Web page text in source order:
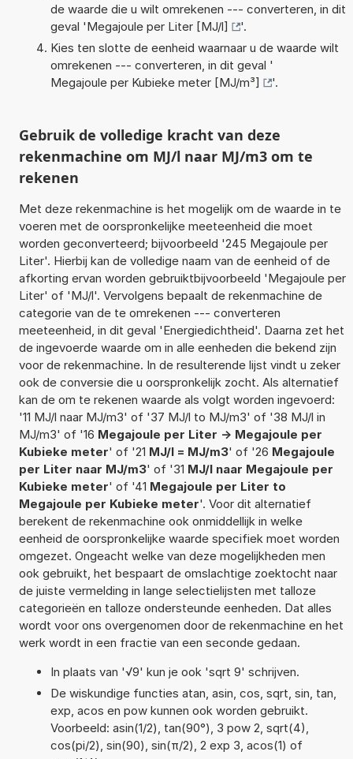
de waarde die u wilt omrekenen --- converteren, in dit
geval 'Megajoule per Liter [MJ/l]
'.
Kies ten slotte de eenheid waarnaar u de waarde wilt
omrekenen --- converteren, in dit geval '
Megajoule per Kubieke meter [MJ/m³]
'.
Gebruik de volledige kracht van deze
rekenmachine om MJ/l naar MJ/m3 om te
rekenen
Met deze rekenmachine is het mogelijk om de waarde in te
voeren met de oorspronkelijke meeteenheid die moet
worden geconverteerd; bijvoorbeeld '245 Megajoule per
Liter'. Hierbij kan de volledige naam van de eenheid of de
afkorting ervan worden gebruiktbijvoorbeeld 'Megajoule per
Liter' of 'MJ/l'. Vervolgens bepaalt de rekenmachine de
categorie van de te omrekenen --- converteren
meeteenheid, in dit geval 'Energiedichtheid'. Daarna zet het
de ingevoerde waarde om in alle eenheden die bekend zijn
voor de rekenmachine. In de resulterende lijst vindt u zeker
ook de conversie die u oorspronkelijk zocht. Als alternatief
kan de om te rekenen waarde als volgt worden ingevoerd:
'11 MJ/l naar MJ/m3' of '37 MJ/l to MJ/m3' of '38 MJ/l in
MJ/m3' of '16 Megajoule per Liter -> Megajoule per
Kubieke meter' of '21 MJ/l = MJ/m3' of '26 Megajoule
per Liter naar MJ/m3' of '31 MJ/l naar Megajoule per
Kubieke meter' of '41 Megajoule per Liter to
Megajoule per Kubieke meter'. Voor dit alternatief
berekent de rekenmachine ook onmiddellijk in welke
eenheid de oorspronkelijke waarde specifiek moet worden
omgezet. Ongeacht welke van deze mogelijkheden men
ook gebruikt, het bespaart de omslachtige zoektocht naar
de juiste vermelding in lange selectielijsten met talloze
categorieën en talloze ondersteunde eenheden. Dat alles
wordt voor ons overgenomen door de rekenmachine en het
werk wordt in een fractie van een seconde gedaan.
In plaats van '√9' kun je ook 'sqrt 9' schrijven.
De wiskundige functies atan, asin, cos, sqrt, sin, tan,
exp, acos en pow kunnen ook worden gebruikt.
Voorbeeld: asin(1/2), tan(90°), 3 pow 2, sqrt(4),
cos(pi/2), sin(90), sin(π/2), 2 exp 3, acos(1) of